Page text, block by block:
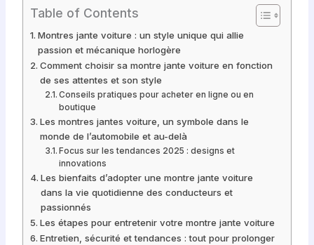
De Roue Montre
pour Homme
Montres Pas
Cher
Quartz
Sport avec
Jante Roue de
Voiture Hub
Design pour
voiture
Table of Contents
Montres jante voiture : un style unique qui allie
passion et mécanique horlogère
Comment choisir sa montre jante voiture en fonction
de ses attentes et son style
Conseils pratiques pour acheter en ligne ou en
boutique
Les montres jantes voiture, un symbole dans le
monde de l’automobile et au-delà
Focus sur les tendances 2025 : designs et
innovations
Les bienfaits d’adopter une montre jante voiture
dans la vie quotidienne des conducteurs et
passionnés
Les étapes pour entretenir votre montre jante voiture
Entretien, sécurité et tendances : tout pour prolonger